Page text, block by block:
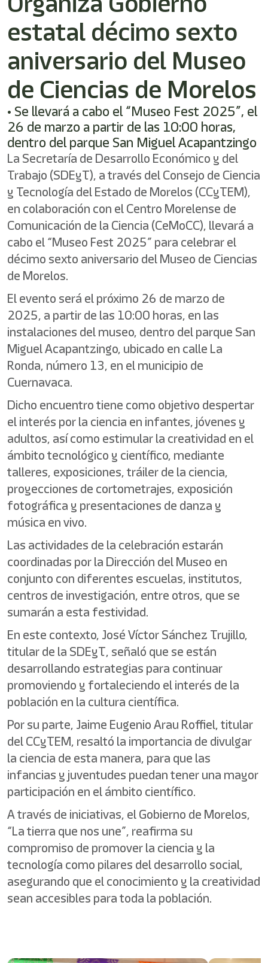
Este
directo
lector
de
pantalla
para
ayudarle
navegar
interactuar
con
contenido.
estatal décimo sexto
aniversario del Museo
de Ciencias de Morelos
• Se llevará a cabo el “Museo Fest 2025”, el
26 de marzo a partir de las 10:00 horas,
dentro del parque San Miguel Acapantzingo
La Secretaría de Desarrollo Económico y del
Trabajo (SDEyT), a través del Consejo de Ciencia
y Tecnología del Estado de Morelos (CCyTEM),
en colaboración con el Centro Morelense de
Comunicación de la Ciencia (CeMoCC), llevará a
cabo el “Museo Fest 2025” para celebrar el
décimo sexto aniversario del Museo de Ciencias
de Morelos.
El evento será el próximo 26 de marzo de
2025, a partir de las 10:00 horas, en las
instalaciones del museo, dentro del parque San
Miguel Acapantzingo, ubicado en calle La
Ronda, número 13, en el municipio de
Cuernavaca.
Dicho encuentro tiene como objetivo despertar
el interés por la ciencia en infantes, jóvenes y
adultos, así como estimular la creatividad en el
ámbito tecnológico y científico, mediante
talleres, exposiciones, tráiler de la ciencia,
proyecciones de cortometrajes, exposición
fotográfica y presentaciones de danza y
música en vivo.
Las actividades de la celebración estarán
coordinadas por la Dirección del Museo en
conjunto con diferentes escuelas, institutos,
centros de investigación, entre otros, que se
sumarán a esta festividad.
En este contexto, José Víctor Sánchez Trujillo,
titular de la SDEyT, señaló que se están
desarrollando estrategias para continuar
promoviendo y fortaleciendo el interés de la
población en la cultura científica.
Por su parte, Jaime Eugenio Arau Roffiel, titular
del CCyTEM, resaltó la importancia de divulgar
la ciencia de esta manera, para que las
infancias y juventudes puedan tener una mayor
participación en el ámbito científico.
A través de iniciativas, el Gobierno de Morelos,
“La tierra que nos une”, reafirma su
compromiso de promover la ciencia y la
tecnología como pilares del desarrollo social,
asegurando que el conocimiento y la creatividad
sean accesibles para toda la población.